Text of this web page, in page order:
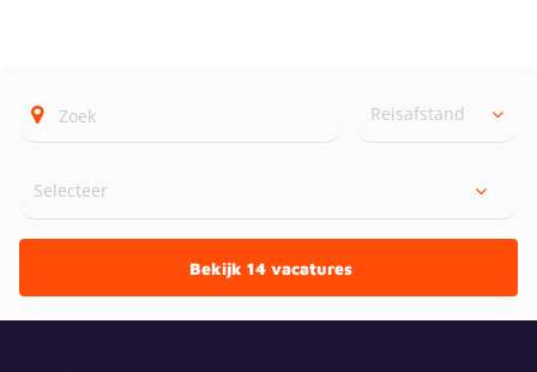
Reisafstand
Bekijk 14 vacatures